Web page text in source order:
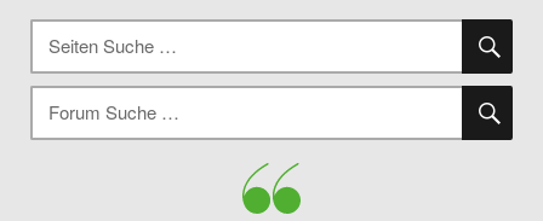
Suche
nach:
Suche
nach: